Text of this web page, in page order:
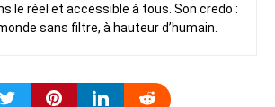
le réel et accessible à tous. Son credo :
sans filtre, à hauteur d’humain.